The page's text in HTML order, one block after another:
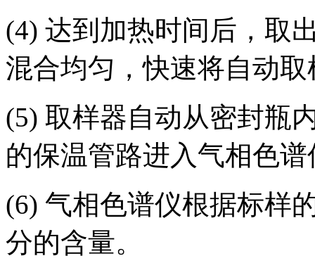
(4) 达到加热时间后，取
混合均匀，快速将自动
(5) 取样器自动从密封瓶
的保温管路进入气相色
(6) 气相色谱仪根据标样
分的含量。